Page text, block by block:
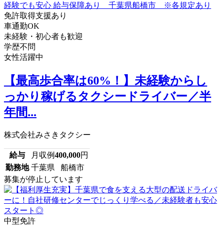
免許取得支援あり
車通勤OK
未経験・初心者も歓迎
学歴不問
女性活躍中
【最高歩合率は60%！】未経験からし
っかり稼げるタクシードライバー／半
年間...
株式会社みさきタクシー
給与 月収例400,000円
勤務地 千葉県 船橋市
募集が停止しています
中型免許